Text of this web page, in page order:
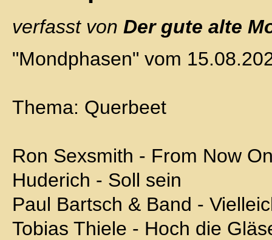
verfasst von Der gute alte
"Mondphasen" vom
Thema: Querbeet
Ron Sexsmith - From Now
Huderich - Soll sein
Paul Bartsch & Band -
Tobias Thiele - Hoch die